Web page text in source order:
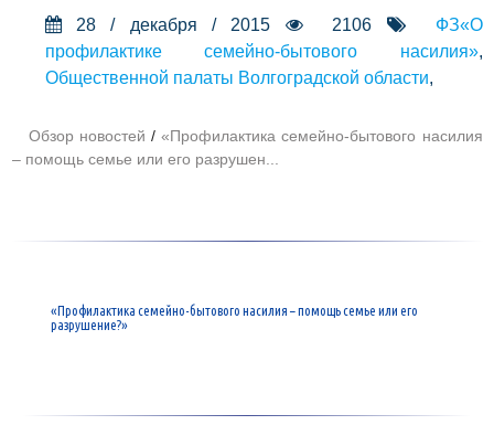
28 / декабря / 2015 2106
ФЗ«О
профилактике семейно-бытового насилия»,
Общественной палаты Волгоградской области,
Обзор новостей/ «Профилактика семейно-бытового насилия
– помощь семье или его разрушен...
«Профилактика семейно-бытового насилия – помощь семье или его
разрушение?»